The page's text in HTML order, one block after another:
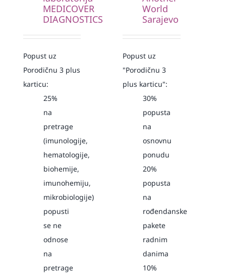
MEDICOVER
DIAGNOSTICS
Popust uz
Porodičnu 3 plus
karticu:
25%
na
pretrage
(imunologije,
hematologije,
biohemije,
imunohemiju,
mikrobiologije)
popusti
se ne
odnose
na
pretrage
World
Sarajevo
Popust uz
"Porodičnu 3
plus karticu":
30%
popusta
na
osnovnu
ponudu
20%
popusta
na
rođendanske
pakete
radnim
danima
10%